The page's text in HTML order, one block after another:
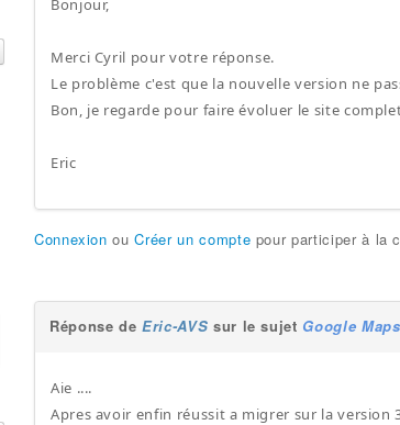
Bonjour,
Merci Cyril pour votre réponse.
Le problème c'est que la nouvelle version ne
Bon, je regarde pour faire évoluer le site
Eric
Connexion ouCréer un compte pour participer à la
Réponse deEric-AVS sur le sujet Google Maps
Aie ....
Apres avoir enfin réussit a migrer sur la